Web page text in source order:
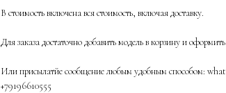
В стоимость включена вся стоимость, включая доставку.
Для заказа достаточно добавить модель в корзину и
Или присылатйе сообщение любым удобным способом:
+79196610555